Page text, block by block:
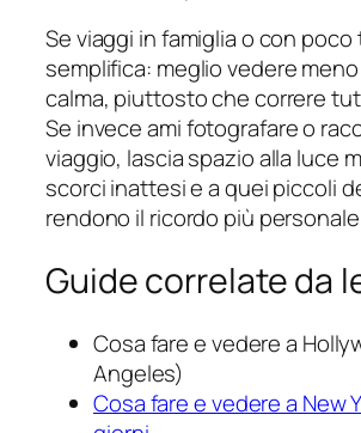
Se viaggi in famiglia o con poco
semplifica: meglio vedere
calma, piuttosto che correre
Se invece ami fotografare o
viaggio, lascia spazio alla luce
scorci inattesi e a quei piccoli
rendono il ricordo più
Guide correlate da
Cosa fare e vedere a
Angeles)
Cosa fare e vedere a New